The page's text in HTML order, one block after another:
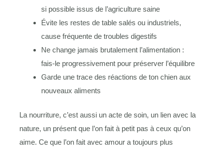
si possible issus de l’agriculture saine
Évite les restes de table salés ou industriels,
cause fréquente de troubles digestifs
Ne change jamais brutalement l’alimentation :
fais-le progressivement pour préserver l’équilibre
Garde une trace des réactions de ton chien aux
nouveaux aliments
La nourriture, c’est aussi un acte de soin, un lien avec la
nature, un présent que l’on fait à petit pas à ceux qu’on
aime. Ce que l’on fait avec amour a toujours plus